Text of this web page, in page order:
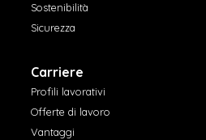
Sostenibilità
Sicurezza
Carriere
Profili lavorativi
Offerte di lavoro
Vantaggi